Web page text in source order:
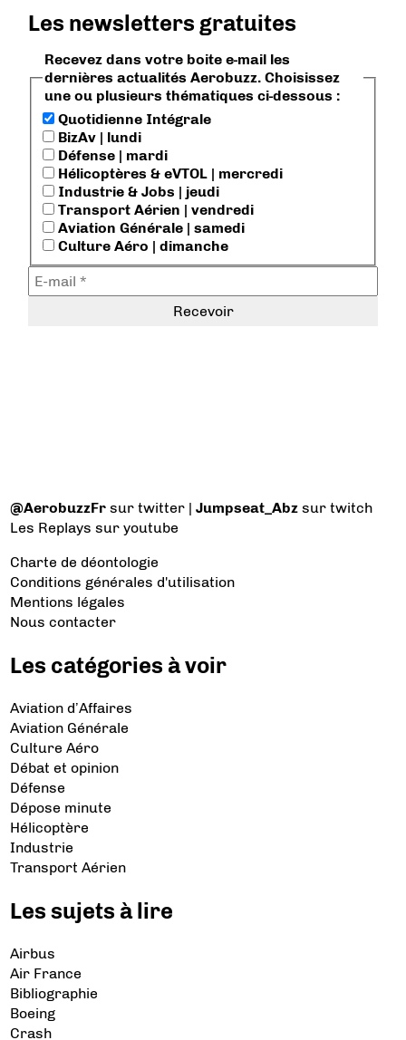
Les newsletters gratuites
Recevez dans votre boite e-mail les
dernières actualités Aerobuzz. Choisissez
une ou plusieurs thématiques ci-dessous :
Quotidienne Intégrale
BizAv | lundi
Défense | mardi
Hélicoptères & eVTOL | mercredi
Industrie & Jobs | jeudi
Transport Aérien | vendredi
Aviation Générale | samedi
Culture Aéro | dimanche
@AerobuzzFr sur twitter |Jumpseat_Abz sur twitch
Les Replays sur youtube
Charte de déontologie
Conditions générales d'utilisation
Mentions légales
Nous contacter
Les catégories à voir
Aviation d’Affaires
Aviation Générale
Culture Aéro
Débat et opinion
Défense
Dépose minute
Hélicoptère
Industrie
Transport Aérien
Les sujets à lire
Airbus
Air France
Bibliographie
Boeing
Crash